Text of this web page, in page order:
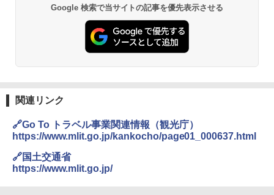
GRANDOOR ステンレス保冷剤 2個セット 2
コンパクト 保冷力長持ち
￥2,980
￥6,999
熊撃退スプレー 熊よけスプレー 熊スプレー
Google 検索で当サイトの記事を優先表示させる
関連リンク
🔗Go To トラベル事業関連情報（観光庁）
https://www.mlit.go.jp/kankocho/page01_000637.html
🔗国土交通省
https://www.mlit.go.jp/